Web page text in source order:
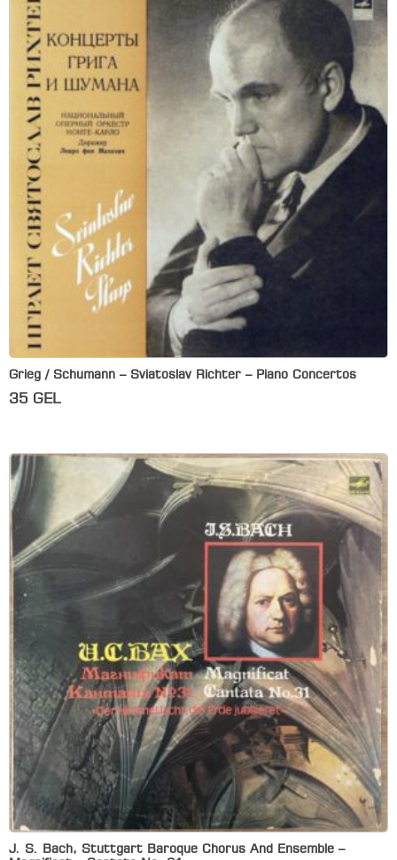
Grieg / Schumann – Sviatoslav Richter – Piano Concertos
35 GEL
J. S. Bach, Stuttgart Baroque Chorus And Ensemble –